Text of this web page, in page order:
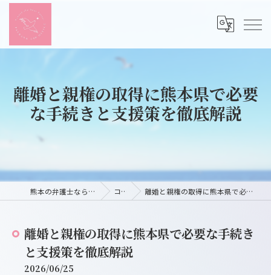
離婚と親権の取得に熊本県で必要
な手続きと支援策を徹底解説
熊本の弁護士ならつばさ法律事務所 コラム 離婚と親権の取得に熊本県で必要な手続きと支援策を徹底解説
離婚と親権の取得に熊本県で必要な手続き
と支援策を徹底解説
2026/06/25